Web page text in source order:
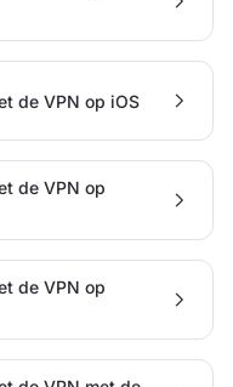
de VPN op iOS
de VPN op
de VPN op